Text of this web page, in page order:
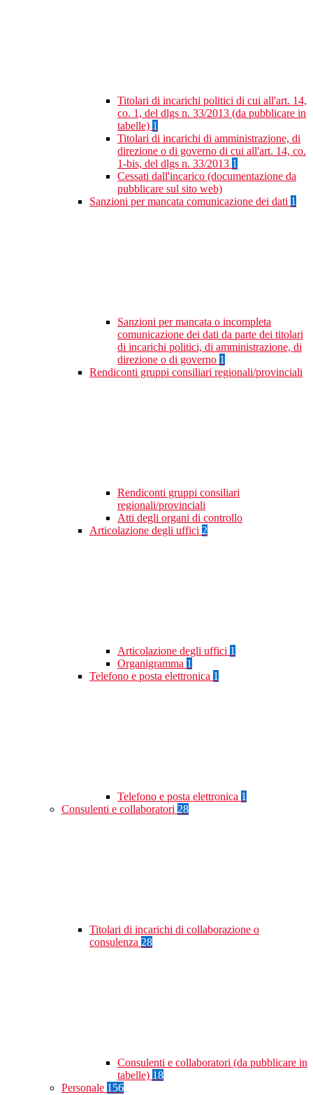
Titolari di incarichi politici di cui all'art. 14,
co. 1, del dlgs n. 33/2013 (da pubblicare in
tabelle) 1
Titolari di incarichi di amministrazione, di
direzione o di governo di cui all'art. 14, co.
1-bis, del dlgs n. 33/2013 1
Cessati dall'incarico (documentazione da
pubblicare sul sito web)
Sanzioni per mancata comunicazione dei dati 1
Sanzioni per mancata o incompleta
comunicazione dei dati da parte dei titolari
di incarichi politici, di amministrazione, di
direzione o di governo 1
Rendiconti gruppi consiliari regionali/provinciali
Rendiconti gruppi consiliari
regionali/provinciali
Atti degli organi di controllo
Articolazione degli uffici 2
Articolazione degli uffici 1
Organigramma 1
Telefono e posta elettronica 1
Telefono e posta elettronica 1
Consulenti e collaboratori 28
Titolari di incarichi di collaborazione o
consulenza 28
Consulenti e collaboratori (da pubblicare in
tabelle) 18
Personale 156